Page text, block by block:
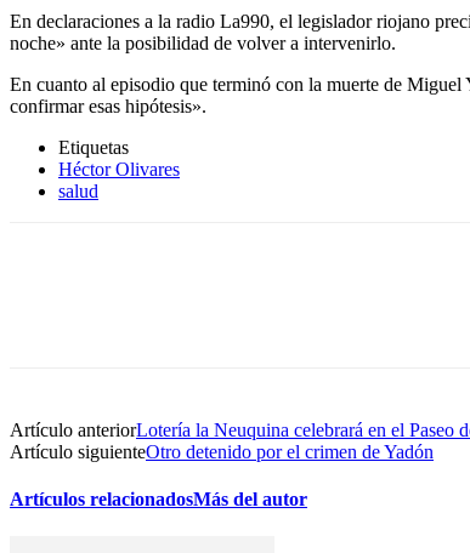
En declaraciones a la radio La990, el legislador riojano
noche» ante la posibilidad de volver a intervenirlo.
En cuanto al episodio que terminó con la muerte de
confirmar esas hipótesis».
Etiquetas
Héctor Olivares
salud
Artículo anteriorLotería la Neuquina celebrará en el Paseo
Artículo siguienteOtro detenido por el crimen de Yadón
Artículos relacionadosMás del autor